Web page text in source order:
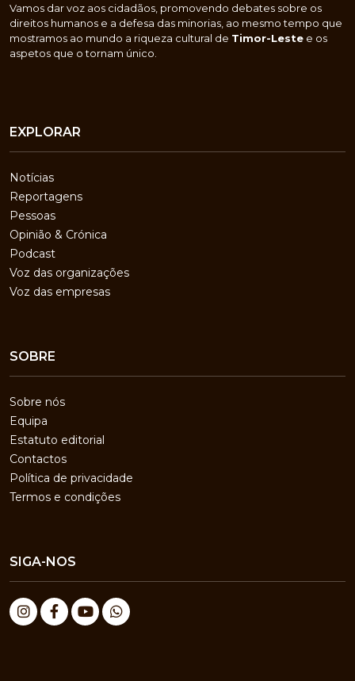
Vamos dar voz aos cidadãos, promovendo debates sobre os
direitos humanos e a defesa das minorias, ao mesmo tempo que
mostramos ao mundo a riqueza cultural de Timor-Leste e os
aspetos que o tornam único.
EXPLORAR
Notícias
Reportagens
Pessoas
Opinião & Crónica
Podcast
Voz das organizações
Voz das empresas
SOBRE
Sobre nós
Equipa
Estatuto editorial
Contactos
Política de privacidade
Termos e condições
SIGA-NOS